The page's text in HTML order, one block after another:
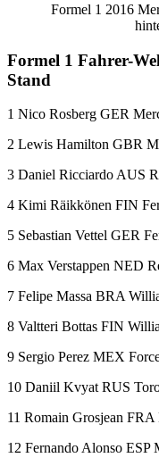
Formel 1 2016
Formel 1 Fahrer-
Stand
1 Nico Rosberg GER
2 Lewis Hamilton GBR
3 Daniel Ricciardo AUS
4 Kimi Räikkönen FIN
5 Sebastian Vettel GER
6 Max Verstappen NED
7 Felipe Massa BRA
8 Valtteri Bottas FIN
9 Sergio Perez MEX
10 Daniil Kvyat RUS
11 Romain Grosjean FRA
12 Fernando Alonso ESP